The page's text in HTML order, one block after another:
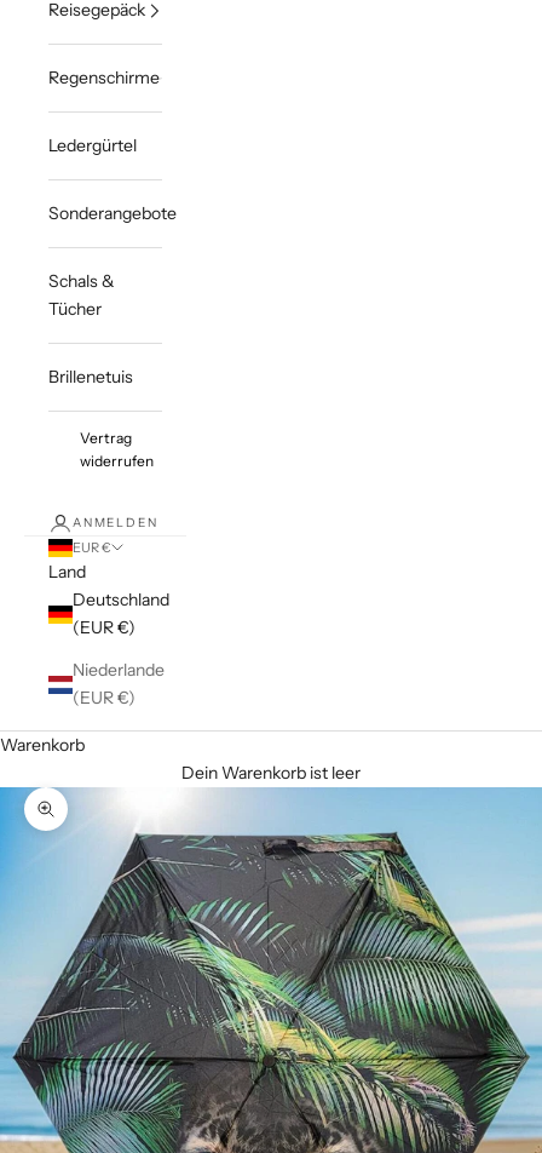
Reisegepäck
Regenschirme
Ledergürtel
Sonderangebote
Schals &
Tücher
Brillenetuis
Vertrag
widerrufen
ANMELDEN
EUR €
Land
Deutschland
(EUR €)
Niederlande
(EUR €)
Warenkorb
Dein Warenkorb ist leer
Bild vergrößern